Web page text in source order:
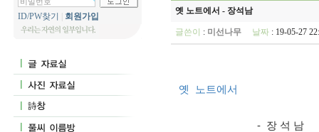
ID/PW찾기 회원가입
옛 노트에서 - 장석남
글쓴이 : 미선나무 날짜: 19-05-27
옛  노트에서
-  장 석 남